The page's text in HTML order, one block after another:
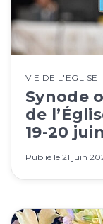
VIE DE L'EGLISE
Synode
de
19-20
Publié le 21 juin